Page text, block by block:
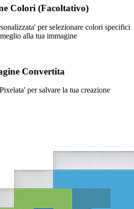
Colori (Facoltativo)
per selezionare colori specifici
alla tua immagine
Convertita
per salvare la tua creazione